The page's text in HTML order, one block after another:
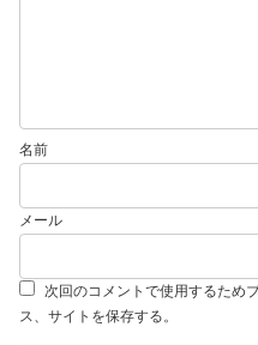
名前
メール
次回のコメントで使用するため
ス、サイトを保存する。